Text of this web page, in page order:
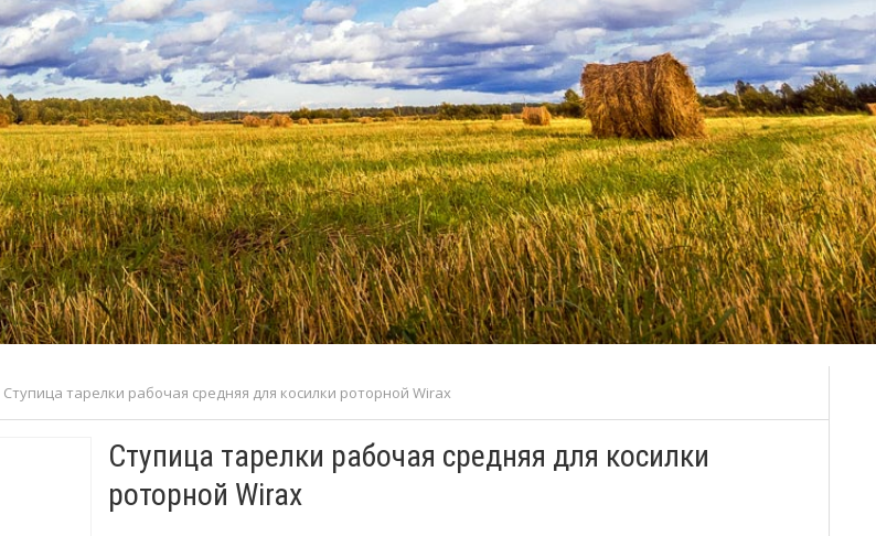
Ступица тарелки рабочая средняя для косилки роторной Wirax
Ступица тарелки рабочая средняя для косилки
роторной Wirax